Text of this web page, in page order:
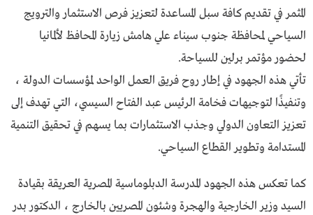
المثمر في تقديم كافة سبل المساعدة لتعزيز فرص الاستثمار والترويج
السياحي لمحافظة جنوب سيناء علي هامش زيارة المحافظ لألمانيا
لحضور مؤتمر برلين للسياحة.
تأتي هذه الجهود في إطار روح فريق العمل الواحد لمؤسسات الدولة ،
وتنفيذًا لتوجيهات فخامة الرئيس عبد الفتاح السيسي، التي تهدف إلى
تعزيز التعاون الدولي وجذب الاستثمارات بما يسهم في تحقيق التنمية
المستدامة وتطوير القطاع السياحي.
كما تعكس هذه الجهود المدرسة الدبلوماسية المصرية العريقة بقيادة
السيد وزير الخارجية والهجرة وشئون المصريين بالخارج ، الدكتور بدر